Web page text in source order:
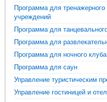
Программа для
учреждений
Программа для
Программа для
Программа для ночного клуба
Программа для саун
Управление туристическим
Управление гостиницей и